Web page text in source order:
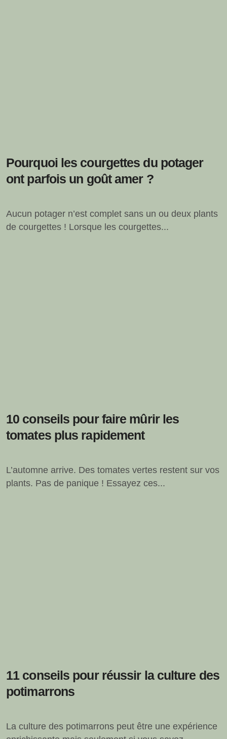
Pourquoi les courgettes du potager
ont parfois un goût amer ?
Aucun potager n’est complet sans un ou deux plants
de courgettes ! Lorsque les courgettes...
10 conseils pour faire mûrir les
tomates plus rapidement
L’automne arrive. Des tomates vertes restent sur vos
plants. Pas de panique ! Essayez ces...
11 conseils pour réussir la culture des
potimarrons
La culture des potimarrons peut être une expérience